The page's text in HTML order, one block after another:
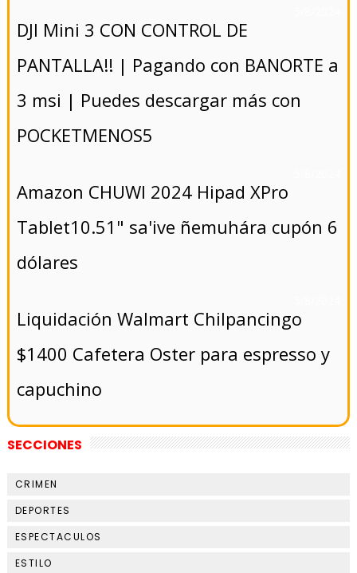
DJI Mini 3 CON CONTROL DE
PANTALLA!! | Pagando con BANORTE a
3 msi | Puedes descargar más con
POCKETMENOS5
Amazon CHUWI 2024 Hipad XPro
Tablet10.51" sa'ive ñemuhára cupón 6
dólares
Liquidación Walmart Chilpancingo
$1400 Cafetera Oster para espresso y
capuchino
SECCIONES
CRIMEN
DEPORTES
ESPECTACULOS
ESTILO